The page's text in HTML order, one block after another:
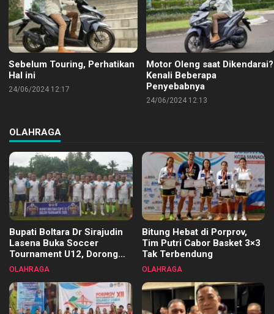
Sebelum Touring, Perhatikan
Hal ini
24/06/2024 12:17
Motor Oleng saat Dikendarai?
Kenali Beberapa
Penyebabnya
24/06/2024 12:13
OLAHRAGA
Bupati Boltara Dr Sirajudin
Lasena Buka Soccer
Tournament U12, Dorong
Pembinaan Merata di Setiap
OLAHRAGA
Bitung Hebat di Porprov,
Tim Putri Cabor Basket 3×3
Tak Terbendung
OLAHRAGA